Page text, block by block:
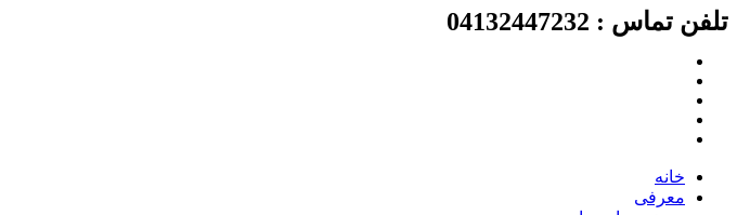
پرش
محتوا
تلفن تماس : 04132447232
خانه
معرفی